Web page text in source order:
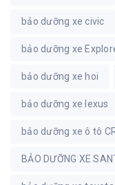
bảo dưỡng xe civic
bảo dưỡng xe
bảo dưỡng xe hoi
bảo dưỡng xe lexus
bảo dưỡng xe ô tô
BẢO DƯỠNG XE